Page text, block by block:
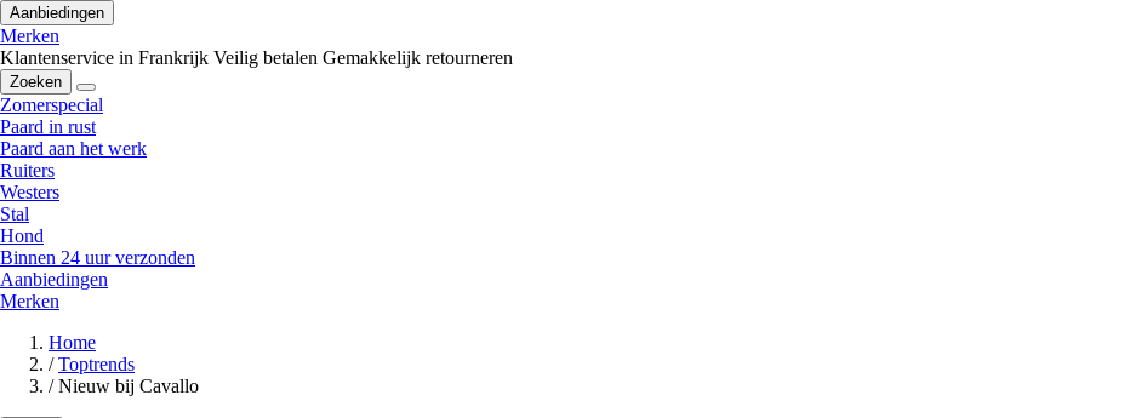
Aanbiedingen
Merken
Klantenservice in Frankrijk Veilig betalen Gemakkelijk retourneren
Zoeken
Zomerspecial
Paard in rust
Paard aan het werk
Ruiters
Westers
Stal
Hond
Binnen 24 uur verzonden
Aanbiedingen
Merken
Home
/ Toptrends
/ Nieuw bij Cavallo